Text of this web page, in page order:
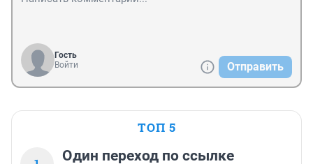
Гость
Войти
Отправить
ТОП 5
Один переход по ссылке